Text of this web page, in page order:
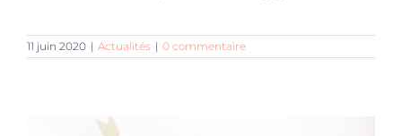
11 juin 2020 | Actualités | 0 commentaire